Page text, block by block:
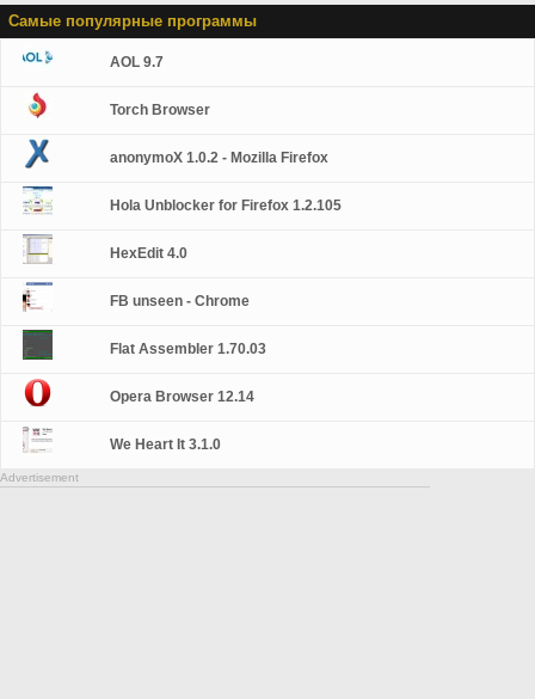
Самые популярные программы
AOL 9.7
Torch Browser
anonymoX 1.0.2 - Mozilla Firefox
Hola Unblocker for Firefox 1.2.105
HexEdit 4.0
FB unseen - Chrome
Flat Assembler 1.70.03
Opera Browser 12.14
We Heart It 3.1.0
Advertisement